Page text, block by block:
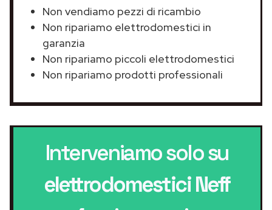
Non vendiamo pezzi di ricambio
Non ripariamo elettrodomestici in
garanzia
Non ripariamo piccoli elettrodomestici
Non ripariamo prodotti professionali
Interveniamo solo su
elettrodomestici Neff